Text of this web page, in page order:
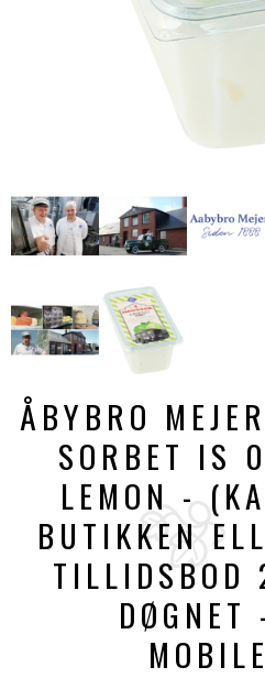
ÅBYBRO
SORBET IS
LEMON -
BUTIKKEN
DØGNET